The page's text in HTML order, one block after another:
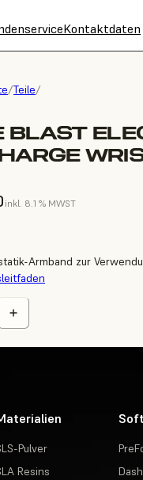
Kontaktdaten
/Teile/
BLAST
inkl. 8.1 % MWST
Armband zur
Pulver
Resins